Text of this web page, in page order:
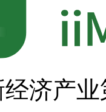
济产